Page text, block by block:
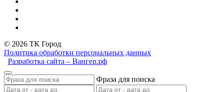
© 2026 ТК Город
Политика обработки персональных данных
Разработка сайта – Вангер.рф
Фраза для поиска